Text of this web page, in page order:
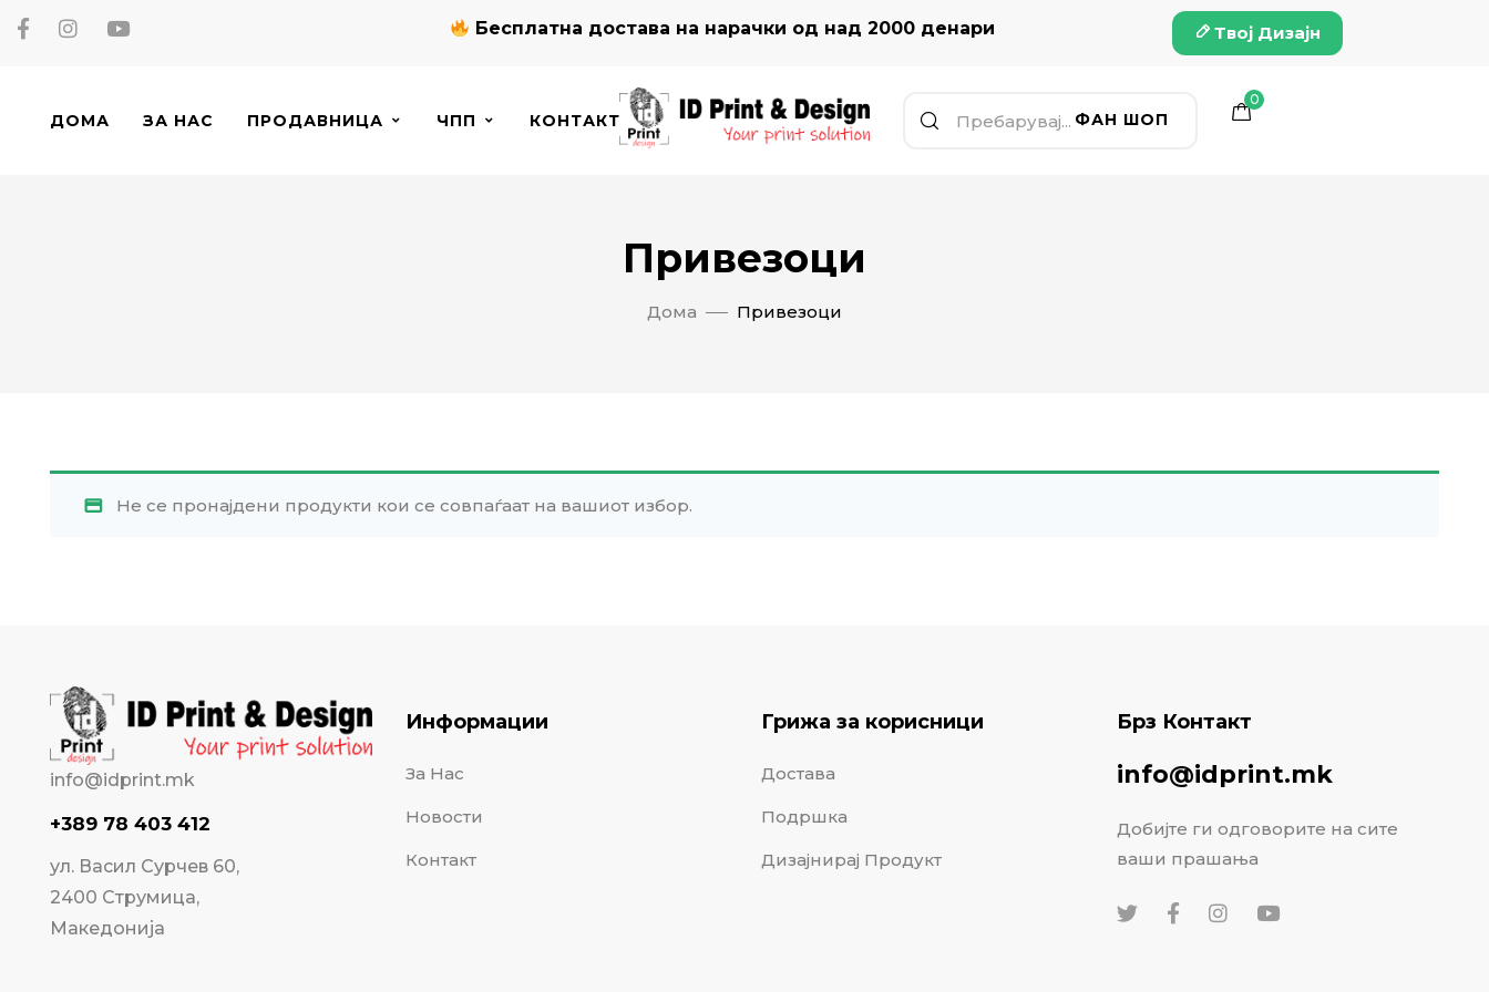
Бесплатна достава на нарачки од над 2000 денари Твој Дизајн
ДОМА ЗА НАС ПРОДАВНИЦА ЧПП КОНТАКТ ФАН ШОП
0
Привезоци
Дома Привезоци
Не се пронајдени продукти кои се совпаѓаат на вашиот избор.
info@idprint.mk
+389 78 403 412
ул. Васил Сурчев 60,
2400 Струмица,
Македонија
Информации
За Нас
Новости
Контакт
Грижа за корисници
Достава
Подршка
Дизајнирај Продукт
Брз Контакт
info@idprint.mk
Добијте ги одговорите на сите
ваши прашања